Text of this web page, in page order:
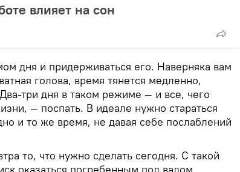
влияет на сон
дня и придерживаться его. Наверняка вам
голова, время тянется медленно,
три дня в таком режиме — и все, чего
— поспать. В идеале нужно стараться
и то же время, не давая себе послаблений
то, что нужно сделать сегодня. С такой